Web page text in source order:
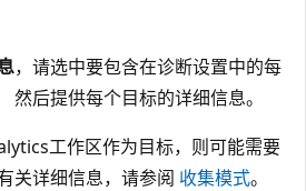
，请选中要包含在诊断设置中的每
然后提供每个目标的详细信息。
工作区作为目标，则可能需要
关详细信息，请参阅 收集模式。